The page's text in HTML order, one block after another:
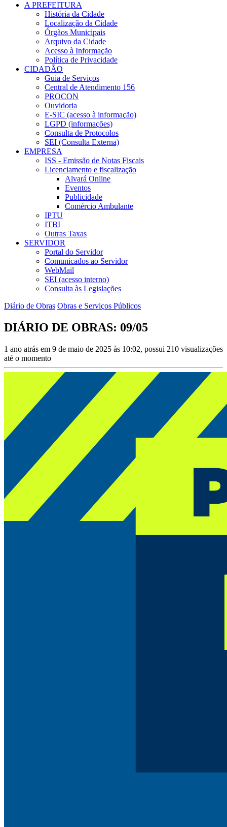
A PREFEITURA
História da Cidade
Localização da Cidade
Órgãos Municipais
Arquivo da Cidade
Acesso à Informação
Política de Privacidade
CIDADÃO
Guia de Serviços
Central de Atendimento 156
PROCON
Ouvidoria
E-SIC (acesso à informação)
LGPD (informações)
Consulta de Protocolos
SEI (Consulta Externa)
EMPRESA
ISS - Emissão de Notas Fiscais
Licenciamento e fiscalização
Alvará Online
Eventos
Publicidade
Comércio Ambulante
IPTU
ITBI
Outras Taxas
SERVIDOR
Portal do Servidor
Comunicados ao Servidor
WebMail
SEI (acesso interno)
Consulta às Legislações
Diário de Obras Obras e Serviços Públicos
DIÁRIO DE OBRAS: 09/05
1 ano atrás em 9 de maio de 2025 às 10:02, possui 210 visualizações
até o momento